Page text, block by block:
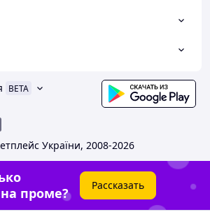
BETA
України, 2008-2026
проме?
Рассказать